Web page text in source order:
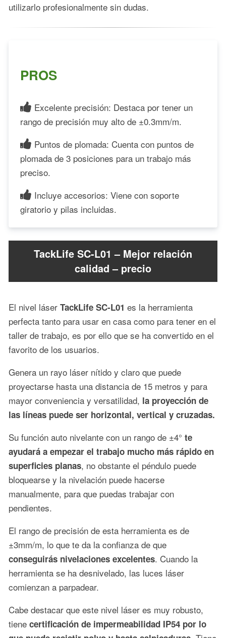
utilizarlo profesionalmente sin dudas.
PROS
Excelente precisión: Destaca por tener un
rango de precisión muy alto de ±0.3mm/m.
Puntos de plomada: Cuenta con puntos de
plomada de 3 posiciones para un trabajo más
preciso.
Incluye accesorios: Viene con soporte
giratorio y pilas incluidas.
TackLife SC-L01 – Mejor relación
calidad – precio
El nivel láser TackLife SC-L01 es la herramienta
perfecta tanto para usar en casa como para tener en el
taller de trabajo, es por ello que se ha convertido en el
favorito de los usuarios.
Genera un rayo láser nítido y claro que puede
proyectarse hasta una distancia de 15 metros y para
mayor conveniencia y versatilidad, la proyección de
las líneas puede ser horizontal, vertical y cruzadas.
Su función auto nivelante con un rango de ±4° te
ayudará a empezar el trabajo mucho más rápido en
superficies planas, no obstante el péndulo puede
bloquearse y la nivelación puede hacerse
manualmente, para que puedas trabajar con
pendientes.
El rango de precisión de esta herramienta es de
±3mm/m, lo que te da la confianza de que
conseguirás nivelaciones excelentes. Cuando la
herramienta se ha desnivelado, las luces láser
comienzan a parpadear.
Cabe destacar que este nivel láser es muy robusto,
tiene certificación de impermeabilidad IP54 por lo